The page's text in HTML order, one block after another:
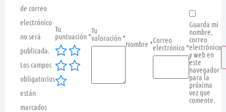
de correo
electrónico
no será
publicada.
Los campos
obligatorios
están
marcados
Tu
puntuación *
Tu
valoración *
Nombre *Correo
electrónico *
Guarda mi
nombre,
correo
electrónico
y web en
este
navegador
para la
próxima
vez que
comente.